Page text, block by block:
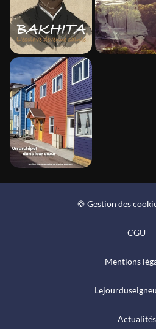
🍪 Gestion des
CGU
Mentions
Actualités